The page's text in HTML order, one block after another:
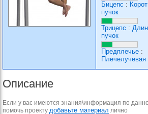
Бицепс :
пучок
Трицепс :
пучок
Предплечье :
Плечелучевая
Описание
Если у вас имеются знания\информация по
помочь проекту добавьте материал лично